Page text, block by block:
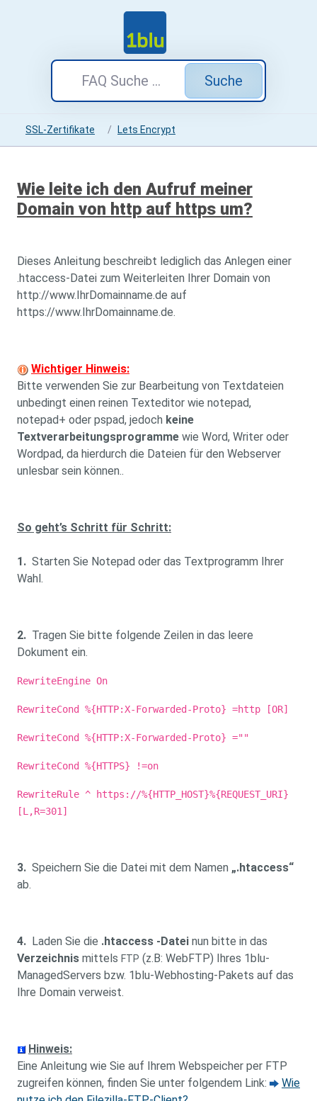
Suche
SSL-Zertifikate Lets Encrypt
Wie leite ich den Aufruf meiner
Domain von http auf https um?
Dieses Anleitung beschreibt lediglich das Anlegen einer
.htaccess-Datei zum Weiterleiten Ihrer Domain von
http://www.IhrDomainname.de auf
https://www.IhrDomainname.de.
Wichtiger Hinweis:
Bitte verwenden Sie zur Bearbeitung von Textdateien
unbedingt einen reinen Texteditor wie notepad,
notepad+ oder pspad, jedoch keine
Textverarbeitungsprogramme wie Word, Writer oder
Wordpad, da hierdurch die Dateien für den Webserver
unlesbar sein können..
So geht’s Schritt für Schritt:
1. Starten Sie Notepad oder das Textprogramm Ihrer
Wahl.
2. Tragen Sie bitte folgende Zeilen in das leere
Dokument ein.
RewriteEngine On
RewriteCond %{HTTP:X-Forwarded-Proto} =http [OR]
RewriteCond %{HTTP:X-Forwarded-Proto} =""
RewriteCond %{HTTPS} !=on
RewriteRule ^ https://%{HTTP_HOST}%{REQUEST_URI}
[L,R=301]
3. Speichern Sie die Datei mit dem Namen „.htaccess“
ab.
4. Laden Sie die .htaccess -Datei nun bitte in das
Verzeichnis mittels FTP (z.B: WebFTP) Ihres 1blu-
ManagedServers bzw. 1blu-Webhosting-Pakets auf das
Ihre Domain verweist.
Hinweis:
Eine Anleitung wie Sie auf Ihrem Webspeicher per FTP
zugreifen können, finden Sie unter folgendem Link:
Wie